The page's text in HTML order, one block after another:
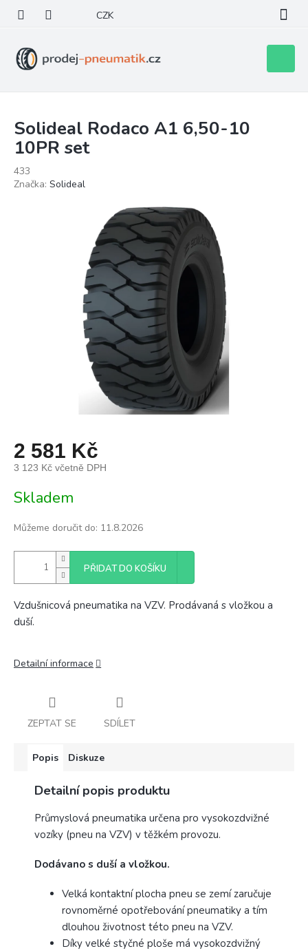
obsah
CZK
košík
Solideal Rodaco A1 6,50-10
10PR set
433
Značka: Solideal
2 581 Kč
3 123 Kč včetně DPH
cena:
Skladem
Můžeme doručit do: 11.8.2026
PŘIDAT DO KOŠÍKU
Vzdušnicová pneumatika na VZV. Prodávaná s vložkou a
duší.
Detailní informace
ZEPTAT SE SDÍLET
Popis Diskuze
Detailní popis produktu
Průmyslová pneumatika určena pro vysokozdvižné
vozíky (pneu na VZV) v těžkém provozu.
Dodávano s duší a vložkou.
Velká kontaktní plocha pneu se zemí zaručuje
rovnoměrné opotřebování pneumatiky a tím
dlouhou životnost této pneu na VZV.
Díky velké styčné ploše má vysokozdvižný